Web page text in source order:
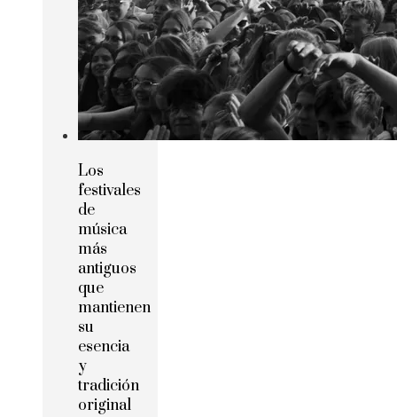
Los
festivales
de
música
más
antiguos
que
mantienen
su
esencia
y
tradición
original